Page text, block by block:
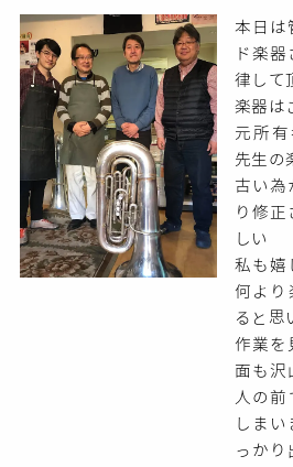
本日は
ド楽
律して
楽器は
元所
先生の
古い為
り修
しい
私も嬉
何より
ると思
作業を
面も沢
人の
しま
っかり